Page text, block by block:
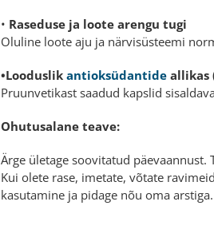
• Raseduse ja loote arengu tugi
Oluline loote aju ja närvisüsteemi
•Looduslik antioksüdantide allikas
Pruunvetikast saadud kapslid
Ohutusalane teave:
Ärge ületage soovitatud
Kui olete rase, imetate, võtate
kasutamine ja pidage nõu oma arstiga.